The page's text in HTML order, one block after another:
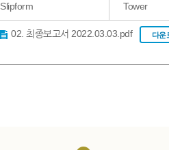
Slipform Tower
다운